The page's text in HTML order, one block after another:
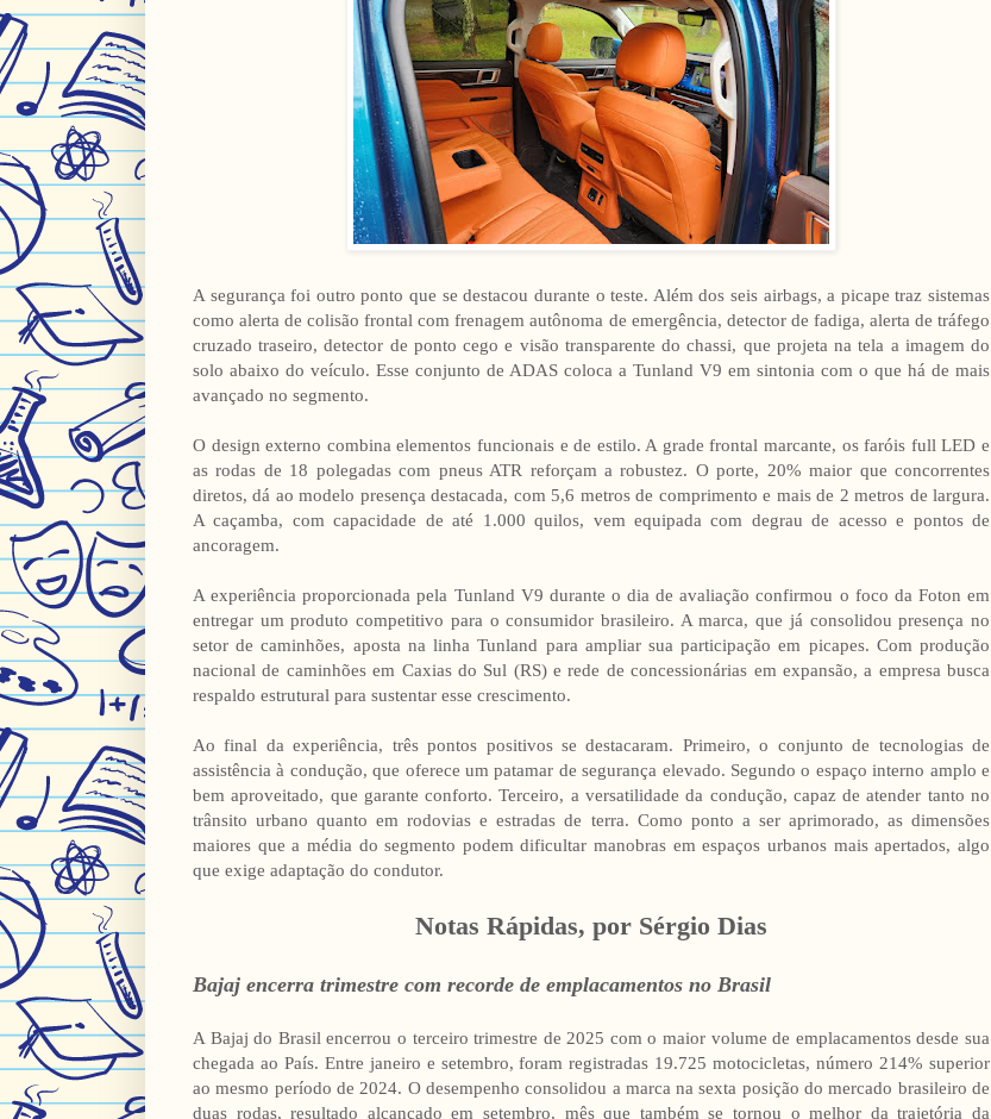
A segurança foi outro ponto que se destacou durante o teste. Além dos seis airbags, a picape traz sistemas
como alerta de colisão frontal com frenagem autônoma de emergência, detector de fadiga, alerta de tráfego
cruzado traseiro, detector de ponto cego e visão transparente do chassi, que projeta na tela a imagem do
solo abaixo do veículo. Esse conjunto de ADAS coloca a Tunland V9 em sintonia com o que há de mais
avançado no segmento.
O design externo combina elementos funcionais e de estilo. A grade frontal marcante, os faróis full LED e
as rodas de 18 polegadas com pneus ATR reforçam a robustez. O porte, 20% maior que concorrentes
diretos, dá ao modelo presença destacada, com 5,6 metros de comprimento e mais de 2 metros de largura.
A caçamba, com capacidade de até 1.000 quilos, vem equipada com degrau de acesso e pontos de
ancoragem.
A experiência proporcionada pela Tunland V9 durante o dia de avaliação confirmou o foco da Foton em
entregar um produto competitivo para o consumidor brasileiro. A marca, que já consolidou presença no
setor de caminhões, aposta na linha Tunland para ampliar sua participação em picapes. Com produção
nacional de caminhões em Caxias do Sul (RS) e rede de concessionárias em expansão, a empresa busca
respaldo estrutural para sustentar esse crescimento.
Ao final da experiência, três pontos positivos se destacaram. Primeiro, o conjunto de tecnologias de
assistência à condução, que oferece um patamar de segurança elevado. Segundo o espaço interno amplo e
bem aproveitado, que garante conforto. Terceiro, a versatilidade da condução, capaz de atender tanto no
trânsito urbano quanto em rodovias e estradas de terra. Como ponto a ser aprimorado, as dimensões
maiores que a média do segmento podem dificultar manobras em espaços urbanos mais apertados, algo
que exige adaptação do condutor.
Notas Rápidas, por Sérgio Dias
Bajaj encerra trimestre com recorde de emplacamentos no Brasil
A Bajaj do Brasil encerrou o terceiro trimestre de 2025 com o maior volume de emplacamentos desde sua
chegada ao País. Entre janeiro e setembro, foram registradas 19.725 motocicletas, número 214% superior
ao mesmo período de 2024. O desempenho consolidou a marca na sexta posição do mercado brasileiro de
duas rodas, resultado alcançado em setembro, mês que também se tornou o melhor da trajetória da